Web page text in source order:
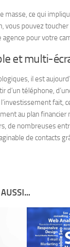
masse, ce qui
vous pouvez
agence pour votre
et multi-
il est
d’un téléphone,
fait,
au plan financier
de nombreuses
de contacts